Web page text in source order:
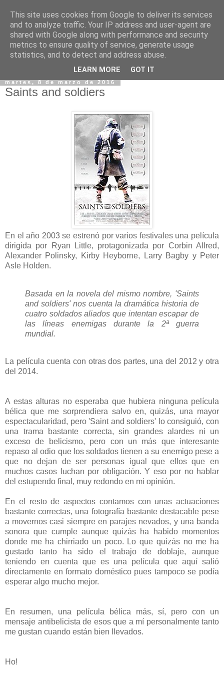
martes, 8 de marzo de 2016
Saints and soldiers
En el año 2003 se estrenó por varios festivales una película
dirigida por Ryan Little, protagonizada por Corbin Allred,
Alexander Polinsky, Kirby Heyborne, Larry Bagby y Peter
Asle Holden.
Basada en la novela del mismo nombre, 'Saints
and soldiers' nos cuenta la dramática historia de
cuatro soldados aliados que intentan escapar de
las líneas enemigas durante la 2ª guerra
mundial.
La película cuenta con otras dos partes, una del 2012 y otra
del 2014.
A estas alturas no esperaba que hubiera ninguna película
bélica que me sorprendiera salvo en, quizás, una mayor
espectacularidad, pero 'Saint and soldiers' lo consiguió, con
una trama bastante correcta, sin grandes alardes ni un
exceso de belicismo, pero con un más que interesante
repaso al odio que los soldados tienen a su enemigo pese a
que no dejan de ser personas igual que ellos que en
muchos casos luchan por obligación. Y eso por no hablar
del estupendo final, muy redondo en mi opinión.
En el resto de aspectos contamos con unas actuaciones
bastante correctas, una fotografía bastante destacable pese
a movernos casi siempre en parajes nevados, y una banda
sonora que cumple aunque quizás ha habido momentos
donde me ha chirriado un poco. Lo que quizás no me ha
gustado tanto ha sido el trabajo de doblaje, aunque
teniendo en cuenta que es una película que aquí salió
directamente en formato doméstico pues tampoco se podía
esperar algo mucho mejor.
En resumen, una película bélica más, sí, pero con un
mensaje antibelicista de esos que a mí personalmente tanto
me gustan cuando están bien llevados.
Ho!
This site uses cookies from Google to deliver its services
and to analyze traffic. Your IP address and user-agent are
shared with Google along with performance and security
metrics to ensure quality of service, generate usage
statistics, and to detect and address abuse.
LEARN MORE GOT IT